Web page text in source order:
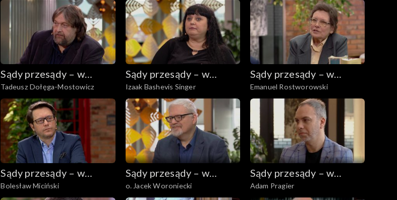
Sądy przesądy – w
powiększeniu
Tadeusz Dołęga-Mostowicz
Sądy przesądy – w
powiększeniu
Izaak Bashevis Singer
Sądy przesądy – w
powiększeniu
Emanuel Rostworowski
Sądy przesądy – w
powiększeniu
Bolesław Miciński
Sądy przesądy – w
powiększeniu
o. Jacek Woroniecki
Sądy przesądy – w
powiększeniu
Adam Pragier